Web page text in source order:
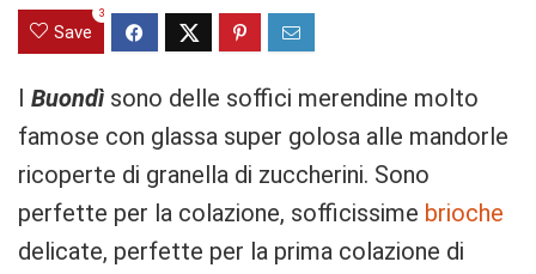
Save
3
I Buondì sono delle soffici merendine molto
famose con glassa super golosa alle mandorle
ricoperte di granella di zuccherini. Sono
perfette per la colazione, sofficissime brioche
delicate, perfette per la prima colazione di